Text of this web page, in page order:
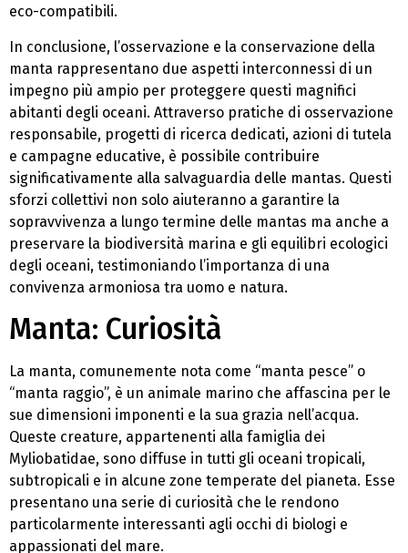
eco-compatibili.
In conclusione, l’osservazione e la conservazione della
manta rappresentano due aspetti interconnessi di un
impegno più ampio per proteggere questi magnifici
abitanti degli oceani. Attraverso pratiche di osservazione
responsabile, progetti di ricerca dedicati, azioni di tutela
e campagne educative, è possibile contribuire
significativamente alla salvaguardia delle mantas. Questi
sforzi collettivi non solo aiuteranno a garantire la
sopravvivenza a lungo termine delle mantas ma anche a
preservare la biodiversità marina e gli equilibri ecologici
degli oceani, testimoniando l’importanza di una
convivenza armoniosa tra uomo e natura.
Manta: Curiosità
La manta, comunemente nota come “manta pesce” o
“manta raggio”, è un animale marino che affascina per le
sue dimensioni imponenti e la sua grazia nell’acqua.
Queste creature, appartenenti alla famiglia dei
Myliobatidae, sono diffuse in tutti gli oceani tropicali,
subtropicali e in alcune zone temperate del pianeta. Esse
presentano una serie di curiosità che le rendono
particolarmente interessanti agli occhi di biologi e
appassionati del mare.